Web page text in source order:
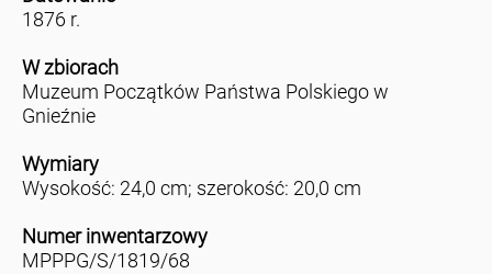
1876 r.
W zbiorach
Muzeum Początków Państwa Polskiego w
Gnieźnie
Wymiary
Wysokość: 24,0 cm; szerokość: 20,0 cm
Numer inwentarzowy
MPPPG/S/1819/68